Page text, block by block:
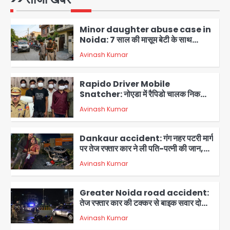
1
पहुंचीं
2
Minor daughter abuse case in
Noida: 7 साल की मासूम बेटी के साथ
अश्लील हरकत करने वाले पिता को मां ने रंगेहाथ
पकड़ा, पुलिस ने किया गिरफ्तार
Avinash Kumar
3
Rapido Driver Mobile
Snatcher: नोएडा में रैपिडो चालक निकला
मोबाइल स्नैचर गैंग का मास्टरमाइंड, जीरा-बॉल
बेचने वालों को बेचता था चोरी के फोन; 8
गिरफ्तार, 98 मोबाइल और 450 पार्ट्स बरामद
Avinash Kumar
4
Dankaur accident: गंग नहर पटरी मार्ग
पर तेज रफ्तार कार ने ली पति-पत्नी की जान,
गांव में मातम
Avinash Kumar
5
Greater Noida road accident:
तेज रफ्तार कार की टक्कर से बाइक सवार दो
युवकों की मौत, परिवारों में मातम
Avinash Kumar